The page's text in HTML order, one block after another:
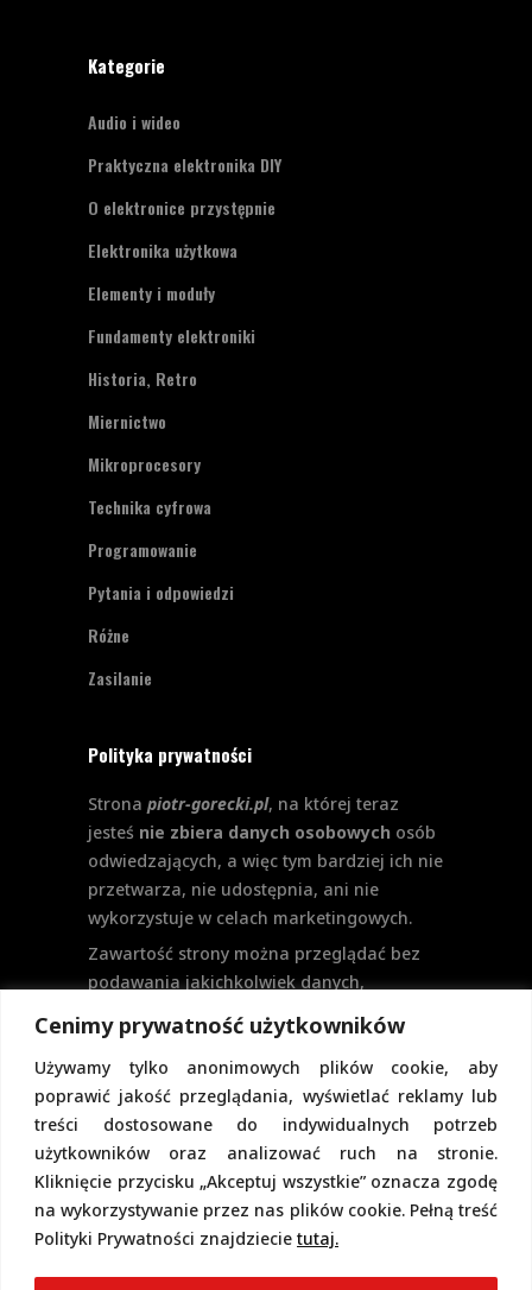
Cenimy prywatność użytkowników
Używamy tylko anonimowych plików cookie, aby
poprawić jakość przeglądania, wyświetlać reklamy lub
treści dostosowane do indywidualnych potrzeb
użytkowników oraz analizować ruch na stronie.
Kliknięcie przycisku „Akceptuj wszystkie” oznacza zgodę
na wykorzystywanie przez nas plików cookie. Pełną treść
Polityki Prywatności znajdziecie tutaj.
Kategorie
Audio i wideo
Praktyczna elektronika DIY
O elektronice przystępnie
Elektronika użytkowa
Elementy i moduły
Fundamenty elektroniki
Historia, Retro
Miernictwo
Mikroprocesory
Technika cyfrowa
Programowanie
Pytania i odpowiedzi
Różne
Zasilanie
Polityka prywatności
Strona piotr-gorecki.pl, na której teraz
jesteś nie zbiera danych osobowych osób
odwiedzających, a więc tym bardziej ich nie
przetwarza, nie udostępnia, ani nie
wykorzystuje w celach marketingowych.
Zawartość strony można przeglądać bez
podawania jakichkolwiek danych,
logowanie. Aktualnie na stronie nie
przewiduje się formularzy kontaktowych
ani systemu komentarzy, co wiązałoby się
z udostępnianiem i przetwarzaniem
danych osobowych.
Pełną politykę prywatności znajdziecie
pod tym linkiem.
Polityka Cookies